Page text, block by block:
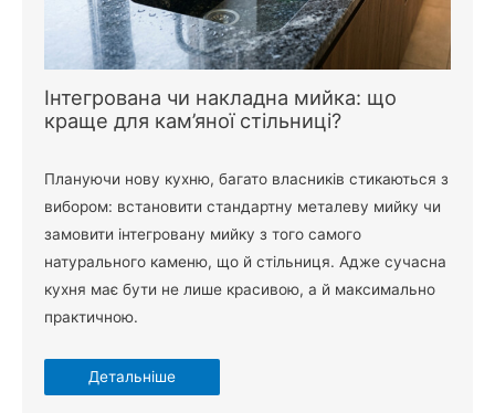
Інтегрована чи накладна мийка: що
краще для кам’яної стільниці?
Плануючи нову кухню, багато власників стикаються з
вибором: встановити стандартну металеву мийку чи
замовити інтегровану мийку з того самого
натурального каменю, що й стільниця. Адже сучасна
кухня має бути не лише красивою, а й максимально
практичною.
Детальніше